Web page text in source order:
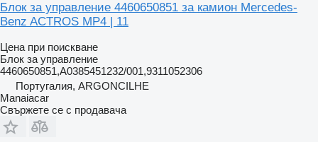
Блок за управление 4460650851 за камион Mercedes-
Benz ACTROS MP4 | 11
Цена при поискване
Блок за управление
4460650851,A0385451232/001,9311052306
Португалия, ARGONCILHE
Manaiacar
Свържете се с продавача